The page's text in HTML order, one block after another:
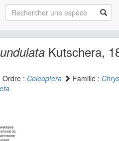
Kutschera,
Ordre : Coleoptera Famille :